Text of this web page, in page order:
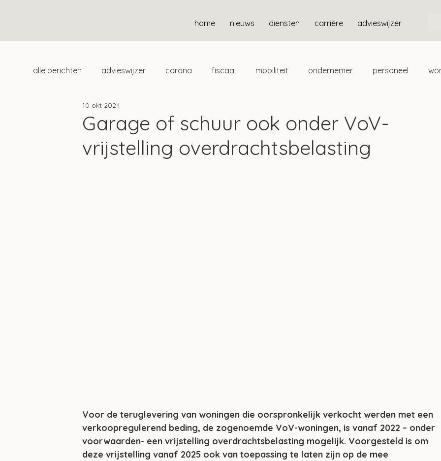
home nieuws diensten carrière advieswijzer
alle berichten advieswijzer corona fiscaal mobiliteit ondernemer personeel
duurzaam home
Garage of schuur ook onder VoV-
vrijstelling overdrachtsbelasting
10 okt 2024
Voor de teruglevering van woningen die oorspronkelijk verkocht werden met een
verkoopregulerend beding, de zogenoemde VoV-woningen, is vanaf 2022 – onder
voorwaarden- een vrijstelling overdrachtsbelasting mogelijk. Voorgesteld is om
deze vrijstelling vanaf 2025 ook van toepassing te laten zijn op de mee